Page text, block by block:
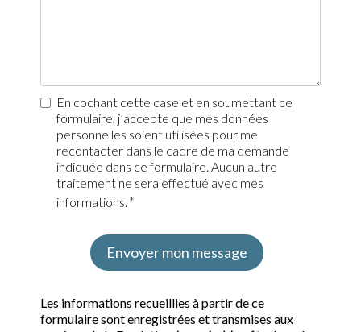
En cochant cette case et en soumettant ce
formulaire, j’accepte que mes données
personnelles soient utilisées pour me
recontacter dans le cadre de ma demande
indiquée dans ce formulaire. Aucun autre
traitement ne sera effectué avec mes
informations.
Envoyer mon message
Les informations recueillies à partir de ce
formulaire sont enregistrées et transmises aux